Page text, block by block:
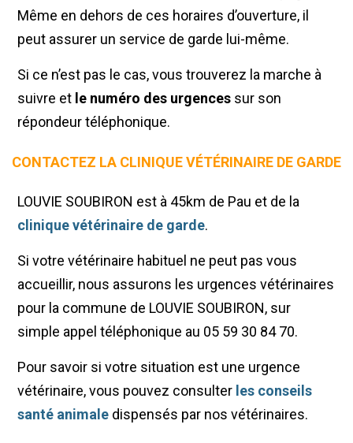
Même en dehors de ces horaires d’ouverture, il
peut assurer un service de garde lui-même.
Si ce n’est pas le cas, vous trouverez la marche à
suivre et le numéro des urgences sur son
répondeur téléphonique.
CONTACTEZ LA CLINIQUE VÉTÉRINAIRE DE GARDE
LOUVIE SOUBIRON est à 45km de Pau et de la
clinique vétérinaire de garde.
Si votre vétérinaire habituel ne peut pas vous
accueillir, nous assurons les urgences vétérinaires
pour la commune de LOUVIE SOUBIRON, sur
simple appel téléphonique au 05 59 30 84 70.
Pour savoir si votre situation est une urgence
vétérinaire, vous pouvez consulter les conseils
santé animale dispensés par nos vétérinaires.